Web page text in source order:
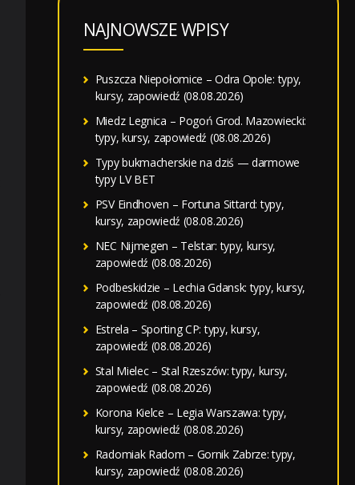
NAJNOWSZE WPISY
Puszcza Niepołomice – Odra Opole: typy,
kursy, zapowiedź (08.08.2026)
Miedz Legnica – Pogoń Grod. Mazowiecki:
typy, kursy, zapowiedź (08.08.2026)
Typy bukmacherskie na dziś — darmowe
typy LV BET
PSV Eindhoven – Fortuna Sittard: typy,
kursy, zapowiedź (08.08.2026)
NEC Nijmegen – Telstar: typy, kursy,
zapowiedź (08.08.2026)
Podbeskidzie – Lechia Gdansk: typy, kursy,
zapowiedź (08.08.2026)
Estrela – Sporting CP: typy, kursy,
zapowiedź (08.08.2026)
Stal Mielec – Stal Rzeszów: typy, kursy,
zapowiedź (08.08.2026)
Korona Kielce – Legia Warszawa: typy,
kursy, zapowiedź (08.08.2026)
Radomiak Radom – Gornik Zabrze: typy,
kursy, zapowiedź (08.08.2026)